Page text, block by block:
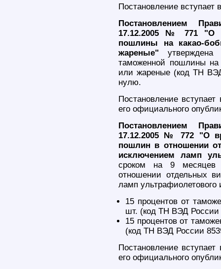
Постановление вступает
Постановлением
17.12.2005 № 771 "О
пошлины на какао-
жареные"
таможенной пошлины
или жареные (код ТН
нулю.
Постановление
его официального
Постановлением
17.12.2005 № 772 "О
пошлин в отношении
исключением ламп
сроком на 9 месяцев
отношении отдельных
ламп ультрафиолетового
15 процентов от
шт. (код ТН ВЭД России
15 процентов от
(код ТН ВЭД России
Постановление
его официального